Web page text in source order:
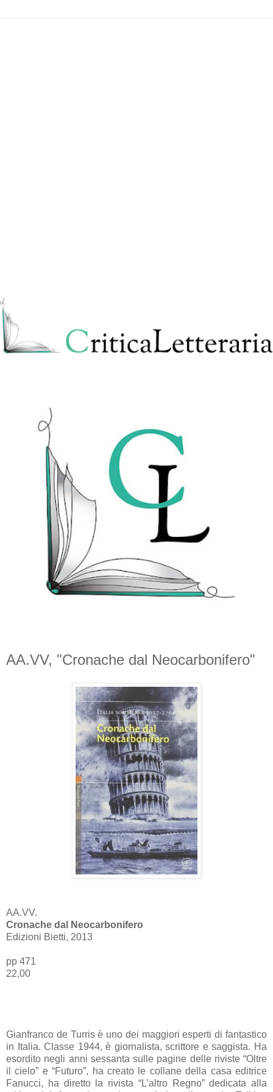
AA.VV, "Cronache dal Neocarbonifero"
AA.VV.
Cronache dal Neocarbonifero
Edizioni Bietti, 2013
pp 471
22,00
Gianfranco de Turris è uno dei maggiori esperti di fantastico
in Italia. Classe 1944, è giornalista, scrittore e saggista. Ha
esordito negli anni sessanta sulle pagine delle riviste “Oltre
il cielo” e “Futuro”, ha creato le collane della casa editrice
Fanucci, ha diretto la rivista “L’altro Regno” dedicata alla